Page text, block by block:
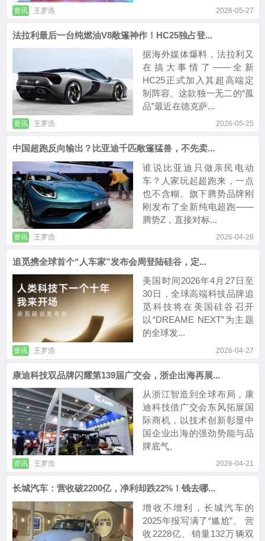
资讯 王罗浩 2026-05-27
法拉利最后一台纯燃油V8敞篷神作！HC25独占登...
据海外媒体爆料，法拉利又
在搞大事情了——全新
HC25正式加入其超高端定
制阵容。这款独一无二的“孤
品”最近在德克萨...
资讯 王罗浩 2026-05-25
中国超跑反向输出？比亚迪千匹敞篷猛兽，不先卖...
谁说比亚迪只做亲民电动
车？人家玩起超跑来，一点
也不含糊。旗下腾势品牌刚
刚发布了全新纯电超跑——
腾势Z，直接对标...
资讯 王罗浩 2026-04-28
追觅携全球首个“人车家”发布会周登陆硅谷，定...
美国时间2026年4月27日至
30日，全球高端科技品牌追
觅科技将在美国硅谷召开
以“DREAME NEXT”为主题
的全球发...
资讯 王罗浩 2026-04-27
康迪科技双品牌闪耀第139届广交会，浙企出海再展...
从浙江智造到全球布局，康
迪科技借广交会东风拓展国
际商机，以技术创新彰显中
国企业出海的强劲势能与品
牌底气。
资讯 王罗浩 2026-04-21
长城汽车：营收破2200亿，净利却跌22%！钱去哪...
增收不增利，长城汽车的
2025年报写满了“尴尬”。 营
收2228亿、销量132万辆双